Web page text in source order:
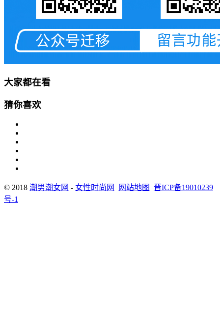
大家都在看
猜你喜欢
© 2018 潮男潮女网 - 女性时尚网 网站地图
晋ICP备19010239
号-1